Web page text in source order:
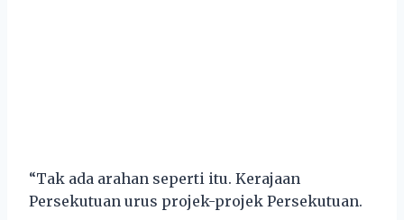
“Tak ada arahan seperti itu. Kerajaan
Persekutuan urus projek-projek Persekutuan.